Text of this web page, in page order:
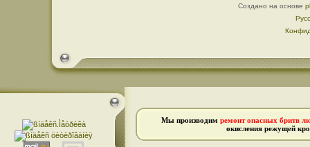
Создано на основе
Мы производим ремонт опасных бритв
окисления режущей